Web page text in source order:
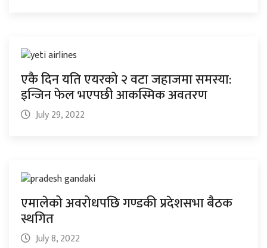
एकै दिन यति एयरको २ वटा जहाजमा समस्या:
इन्जिन फेल भएपछी आकस्मिक अवतरण
July 29, 2022
एमालेको अवरोधपछि गण्डकी प्रदेशसभा बैठक
स्थगित
July 8, 2022